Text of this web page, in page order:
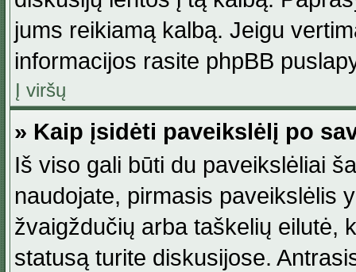
jums reikiamą kalbą. Jeigu
informacijos rasite phpBB
Į viršų
» Kaip įsidėti paveikslėlį po
Iš viso gali būti du paveikslėliai
naudojate, pirmasis paveikslėlis
žvaigždučių arba taškelių eilutė,
statusą turite diskusijose.